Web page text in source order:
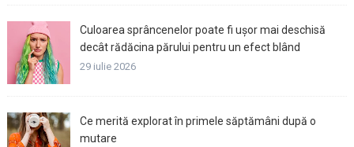
Culoarea sprâncenelor poate fi ușor mai deschisă
decât rădăcina părului pentru un efect blând
29 iulie 2026
Ce merită explorat în primele săptămâni după o
mutare